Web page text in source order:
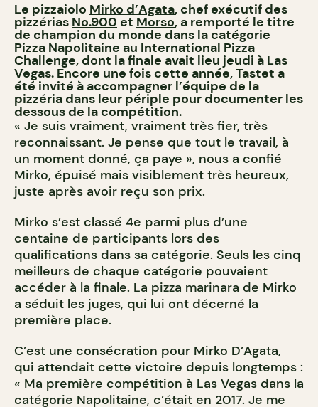
Le pizzaiolo Mirko d’Agata, chef exécutif des
pizzérias No.900 et Morso, a remporté le titre
de champion du monde dans la catégorie
Pizza Napolitaine au International Pizza
Challenge, dont la finale avait lieu jeudi à Las
Vegas. Encore une fois cette année, Tastet a
été invité à accompagner l’équipe de la
pizzéria dans leur périple pour documenter les
dessous de la compétition.
« Je suis vraiment, vraiment très fier, très
reconnaissant. Je pense que tout le travail, à
un moment donné, ça paye », nous a confié
Mirko, épuisé mais visiblement très heureux,
juste après avoir reçu son prix.
Mirko s’est classé 4e parmi plus d’une
centaine de participants lors des
qualifications dans sa catégorie. Seuls les cinq
meilleurs de chaque catégorie pouvaient
accéder à la finale. La pizza marinara de Mirko
a séduit les juges, qui lui ont décerné la
première place.
C’est une consécration pour Mirko D’Agata,
qui attendait cette victoire depuis longtemps :
« Ma première compétition à Las Vegas dans la
catégorie Napolitaine, c’était en 2017. Je me